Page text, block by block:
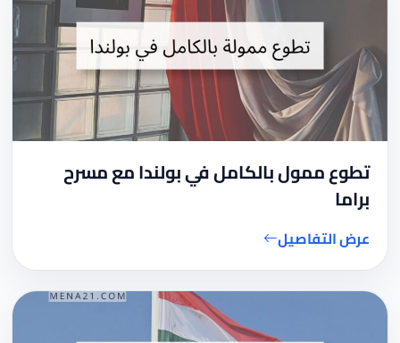
تطوع ممول بالكامل في بولندا مع مسرح
براما
عرض التفاصيل